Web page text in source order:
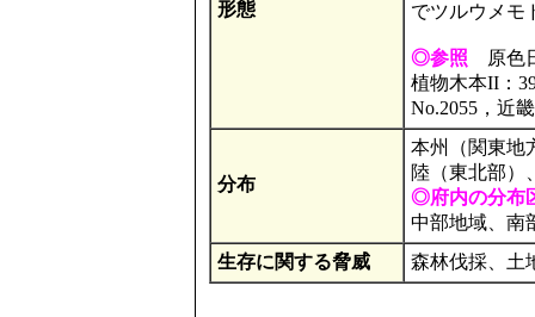
形態
でツルウメモ
◎参照 原色
植物木本II：
No.2055，近
分布
本州（関東地
陸（東北部）
◎府内の分布
中部地域、南
生存に関する脅威
森林伐採、土